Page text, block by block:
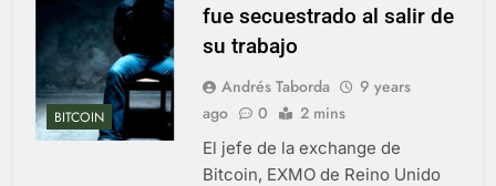
BITCOIN
fue secuestrado al salir de
su trabajo
Andrés Taborda
9 years
ago
0 2 mins
El jefe de la exchange de
Bitcoin, EXMO de Reino Unido